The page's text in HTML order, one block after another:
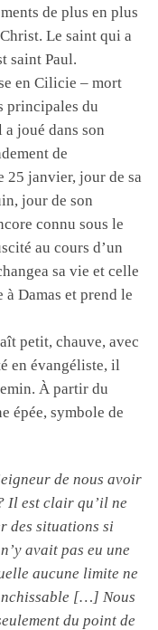
de plus en plus
Le saint qui a
saint Paul.
en Cilicie – mort
principales du
joué dans son
de
25 janvier, jour de sa
jour de son
connu sous le
au cours d’un
sa vie et celle
Damas et prend le
petit, chauve, avec
en évangéliste, il
À partir du
épée, symbole de
de nous avoir
Il est clair qu’il ne
des situations si
avait pas eu une
aucune limite ne
[…] Nous
du point de